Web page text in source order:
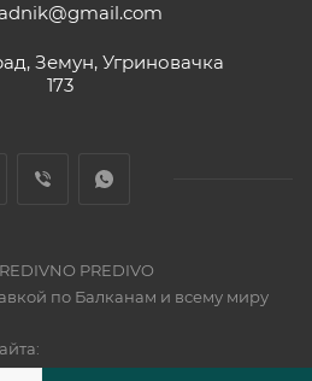
Земун, Угриновачка
173
PREDIVO
по Балканам и всему миру